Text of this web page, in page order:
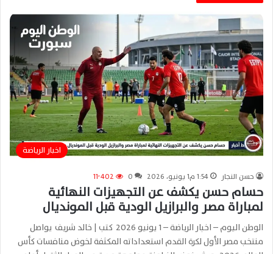
اخبار الرياضة
حسن النجار 1:54 م1 يونيو، 2026 0 11٬402
حسام حسن يكشف عن التجهيزات النهائية
لمباراة مصر والبرازيل الودية قبل المونديال
الوطن اليوم – اخبار الرياضة – 1 يونيو 2026 كتب | خالد شريف يواصل
منتخب مصر الأول لكرة القدم استعداداته المكثفة لخوض منافسات كأس